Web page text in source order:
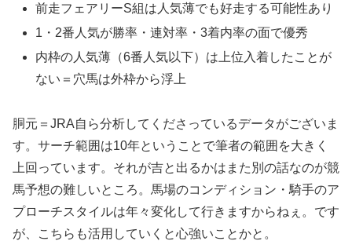
前走フェアリーS組は人気薄でも好走する可能性あり
1・2番人気が勝率・連対率・3着内率の面で優秀
内枠の人気薄（6番人気以下）は上位入着したことが
ない＝穴馬は外枠から浮上
胴元＝JRA自ら分析してくださっているデータがございま
す。サーチ範囲は10年ということで筆者の範囲を大きく
上回っています。それが吉と出るかはまた別の話なのが競
馬予想の難しいところ。馬場のコンディション・騎手のア
プローチスタイルは年々変化して行きますからねぇ。です
が、こちらも活用していくと心強いことかと。